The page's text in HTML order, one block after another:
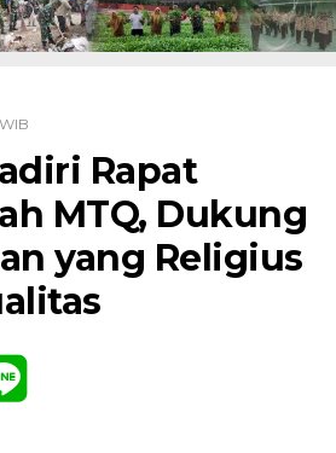
Rapat
MTQ, Dukung
yang Religius